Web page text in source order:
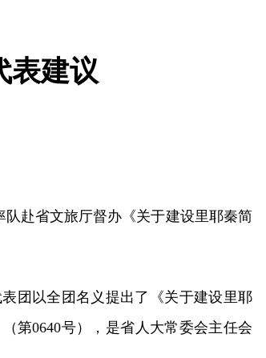
表建议
赴省文旅厅督办《关于建设里耶秦简
团以全团名义提出了《关于建设里耶
第0640号），是省人大常委会主任会